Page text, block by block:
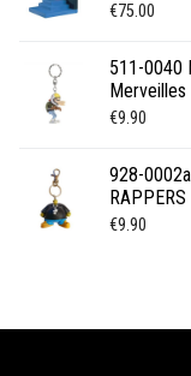
€75.00
511-0040
Merveilles
€9.90
928-
RAPPERS
€9.90